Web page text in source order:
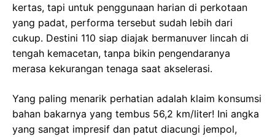
kertas, tapi untuk penggunaan harian di perkotaan
yang padat, performa tersebut sudah lebih dari
cukup. Destini 110 siap diajak bermanuver lincah di
tengah kemacetan, tanpa bikin pengendaranya
merasa kekurangan tenaga saat akselerasi.
Yang paling menarik perhatian adalah klaim konsumsi
bahan bakarnya yang tembus 56,2 km/liter! Ini angka
yang sangat impresif dan patut diacungi jempol,